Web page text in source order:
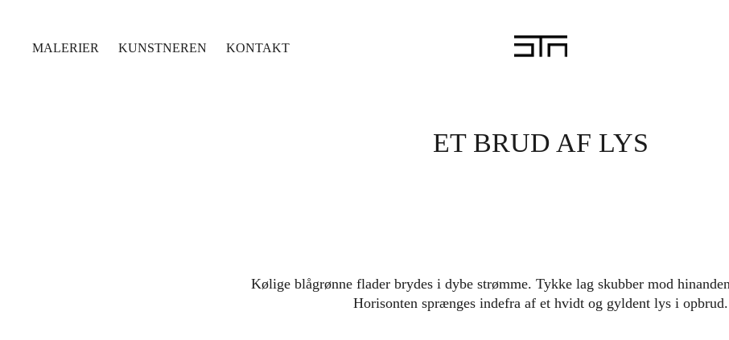
MALERIER KUNSTNEREN KONTAKT
ET BRUD AF LYS
Kølige blågrønne flader brydes i dybe strømme. Tykke lag skubber mod
Horisonten sprænges indefra af et hvidt og gyldent lys i opbrud.